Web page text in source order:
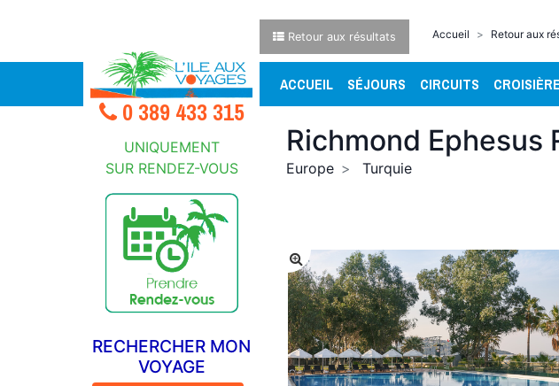
ACCUEIL SÉJOURS CIRCUITS
Retour aux résultats Accueil Retour aux
Richmond Ephesus
Europe Turquie
0 389 433 315
UNIQUEMENT
SUR RENDEZ-VOUS
RECHERCHER MON
VOYAGE